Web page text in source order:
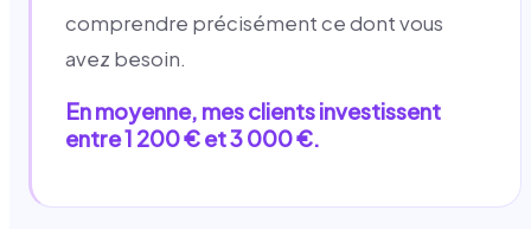
comprendre précisément ce dont vous
avez besoin.
En moyenne, mes clients investissent
entre 1 200 € et 3 000 €.